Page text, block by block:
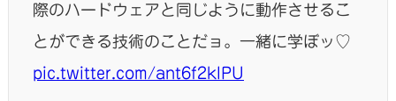
際のハードウェアと同じように動作させるこ
とができる技術のことだョ。一緒に学ぼッ♡
pic.twitter.com/ant6f2klPU